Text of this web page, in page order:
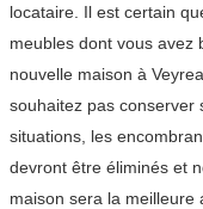
locataire. Il est certain
meubles dont vous avez
nouvelle maison à
souhaitez pas conserver
situations, les
devront être éliminés et
maison sera la meilleure